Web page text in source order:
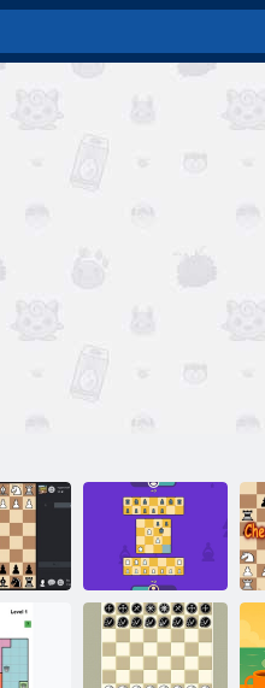
online
4x4 Schach:
Last Mann